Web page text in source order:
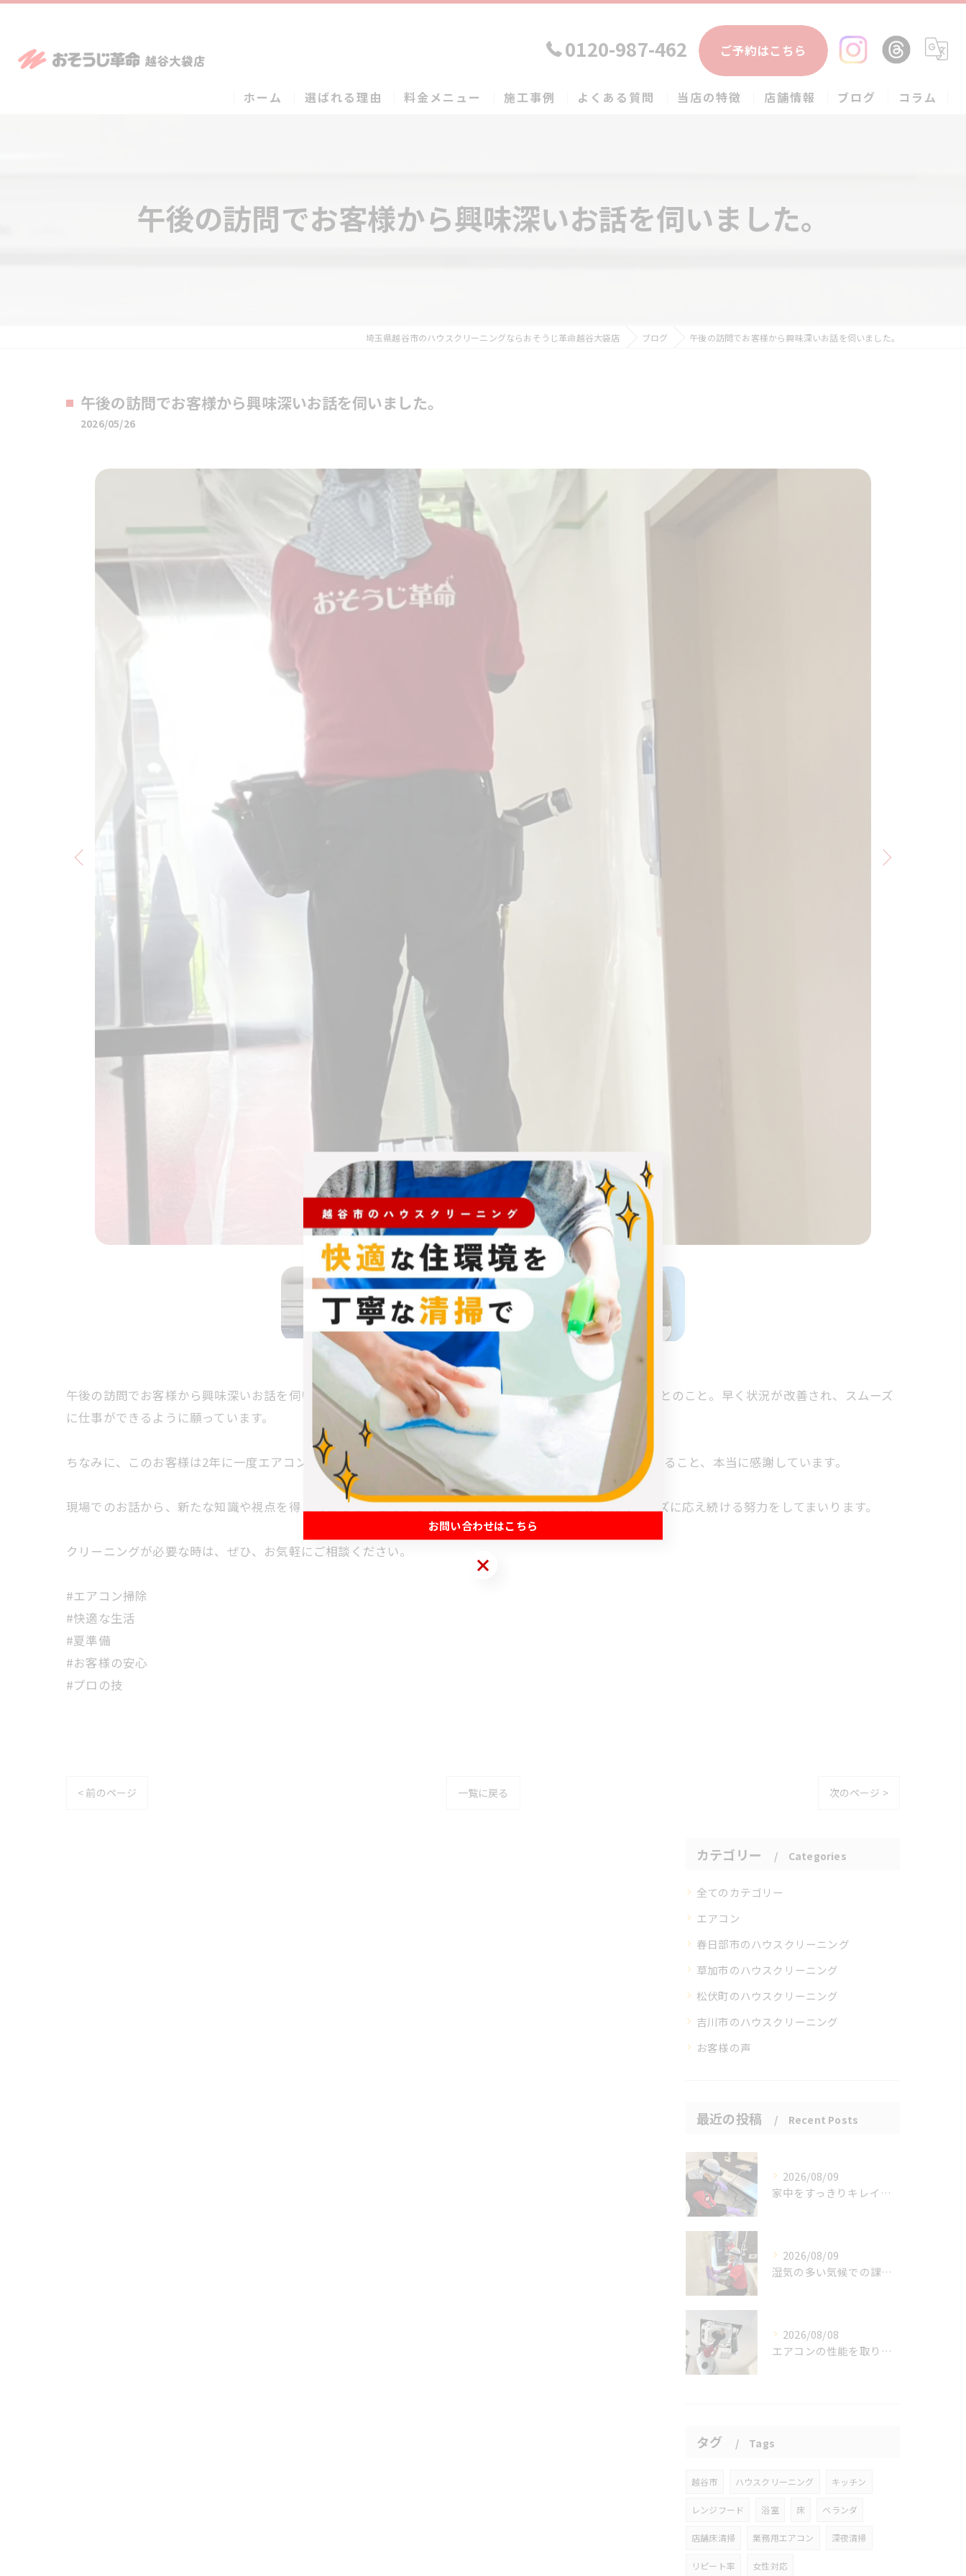
0120-987-462 ご予約はこちら
ホーム 選ばれる理由 料金メニュー 施工事例 よくある質問 当店の特徴
草加市のハウスクリーニング
店舗情報 ブログ コラム
午後の訪問でお客様から興味深いお話を伺いました。
埼玉県越谷市のハウスクリーニングならおそうじ革命越谷大袋店 ブログ 午後の訪問でお客様から興味深いお話を伺いました。
午後の訪問でお客様から興味深いお話を伺いました。
2026/05/26
午後の訪問でお客様から興味深いお話を伺いました。職人としての仕事にナフサ不足が影響を及ぼしているとのこと。早く状況が改善され、スムーズ
に仕事ができるように願っています。
ちなみに、このお客様は2年に一度エアコンクリーニングをご依頼される常連さんです。長く続けていただけること、本当に感謝しています。
現場でのお話から、新たな知識や視点を得られるのも、私たちの喜びの一つです。これからもお客様のニーズに応え続ける努力をしてまいります。
クリーニングが必要な時は、ぜひ、お気軽にご相談ください。
#エアコン掃除
#快適な生活
#夏準備
#お客様の安心
#プロの技
< 前のページ 一覧に戻る 次のページ >
カテゴリー Categories
全てのカテゴリー
エアコン
春日部市のハウスクリーニング
草加市のハウスクリーニング
松伏町のハウスクリーニング
吉川市のハウスクリーニング
お客様の声
最近の投稿 Recent Posts
2026/08/09
家中をすっきりキレイに保ちましょう。
2026/08/09
湿気の多い気候での課題。
2026/08/08
エアコンの性能を取り戻しませんか？
タグ Tags
越谷市 ハウスクリーニング キッチン
レンジフード 浴室 床 ベランダ
店舗床清掃 業務用エアコン 深夜清掃
リピート率 女性対応
お問い合わせはこちら
お問い合わせはこちら